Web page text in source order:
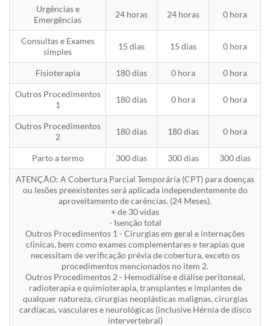
Urgências e
Emergências
24 horas 24 horas 0 hora
Consultas e Exames
simples
15 dias 15 dias 0 hora
Fisioterapia 180 dias 0 hora 0 hora
Outros Procedimentos
1
180 dias 0 hora 0 hora
Outros Procedimentos
2
180 dias 180 dias 0 hora
Parto a termo 300 dias 300 dias 300 dias
ATENÇÃO: A Cobertura Parcial Temporária (CPT) para doenças
ou lesões preexistentes será aplicada independentemente do
aproveitamento de carências. (24 Meses).
+ de 30 vidas
- Isenção total
Outros Procedimentos 1 - Cirurgias em geral e internações
clinicas, bem como exames complementares e terapias que
necessitam de verificação prévia de cobertura, exceto os
procedimentos mencionados no item 2.
Outros Procedimentos 2 - Hemodiálise e diálise peritoneal,
radioterapia e quimioterapia, transplantes e implantes de
qualquer natureza, cirurgias neoplásticas malignas, cirurgias
cardíacas, vasculares e neurológicas (inclusive Hérnia de disco
intervertebral)